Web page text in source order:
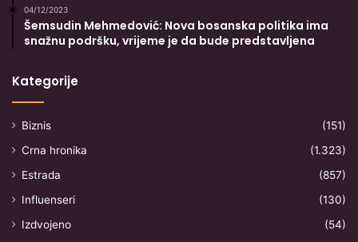
04/12/2023
Šemsudin Mehmedović: Nova bosanska politika ima
snažnu podršku, vrijeme je da bude predstavljena
Kategorije
Biznis
(151)
Crna hronika
(1.323)
Estrada
(857)
Influenseri
(130)
Izdvojeno
(54)